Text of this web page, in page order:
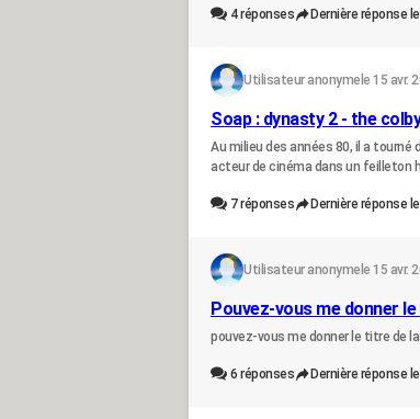
4réponses Dernière réponse le
Utilisateur anonyme le 15 avr.
Soap : dynasty 2 - the
Au milieu des années 80, il a tourné
acteur de cinéma dans un feilleton
7réponses Dernière réponse le
Utilisateur anonyme le 15 avr.
Pouvez-vous me donner
pouvez-vous me donner le titre de
6 réponses Dernière réponse le